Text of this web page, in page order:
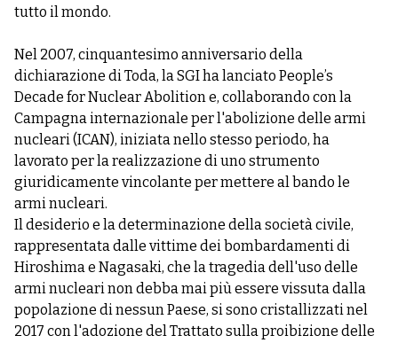
tutto il mondo.
Nel 2007, cinquantesimo anniversario della
dichiarazione di Toda, la SGI ha lanciato People’s
Decade for Nuclear Abolition e, collaborando con la
Campagna internazionale per l'abolizione delle armi
nucleari (ICAN), iniziata nello stesso periodo, ha
lavorato per la realizzazione di uno strumento
giuridicamente vincolante per mettere al bando le
armi nucleari.
Il desiderio e la determinazione della società civile,
rappresentata dalle vittime dei bombardamenti di
Hiroshima e Nagasaki, che la tragedia dell'uso delle
armi nucleari non debba mai più essere vissuta dalla
popolazione di nessun Paese, si sono cristallizzati nel
2017 con l'adozione del Trattato sulla proibizione delle